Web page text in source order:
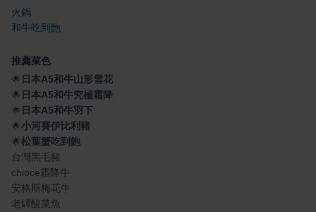
火鍋
和牛吃到飽
推薦菜色
🌟 日本A5和牛山形雪花
🌟 日本A5和牛究極霜降
🌟 日本A5和牛羽下
🌟小河賽伊比利豬
🌟松葉蟹吃到飽
台灣黑毛豬
chioce霜降牛
安格斯梅花牛
老罈酸菜魚